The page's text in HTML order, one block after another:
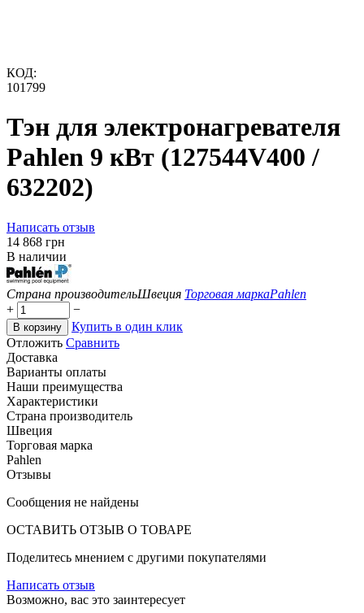
КОД:
101799
Тэн для электронагревателя
Pahlen 9 кВт (127544V400 /
632202)
Написать отзыв
‍14 868‍ грн
В наличии
Страна производительШвеция Торговая маркаPahlen
+
−
В корзину
Купить в один клик
Отложить Сравнить
Доставка
Варианты оплаты
Наши преимущества
Характеристики
Страна производитель
Швеция
Торговая марка
Pahlen
Отзывы
Сообщения не найдены
ОСТАВИТЬ ОТЗЫВ О ТОВАРЕ
Поделитесь мнением с другими покупателями
Написать отзыв
Возможно, вас это заинтересует